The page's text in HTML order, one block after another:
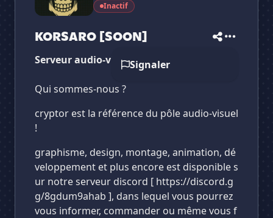
Inactif
KORSARO [SOON]
Signaler
Serveur audio-visuel
Qui sommes-nous ?
cryptor est la référence du pôle audio-visuel
!
graphisme, design, montage, animation, dé
veloppement et plus encore est disponible s
ur notre serveur discord [ https://discord.g
g/8gdum9ahab ], dans lequel vous pourrez
vous informer, commander ou même vous f
Vote pourKORSARO [SOON]
KORSARO [SOON]
serveur ?
Supprimer
KORSARO [SOON]